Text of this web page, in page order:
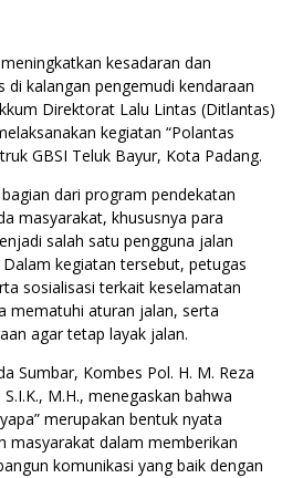
kesadaran dan
di kalangan pengemudi kendaraan
Direktorat Lalu Lintas (Ditlantas)
kegiatan “Polantas
GBSI Teluk Bayur, Kota Padang.
dari program pendekatan
masyarakat, khususnya para
salah satu pengguna jalan
kegiatan tersebut, petugas
sosialisasi terkait keselamatan
mematuhi aturan jalan, serta
agar tetap layak jalan.
Sumbar, Kombes Pol. H. M. Reza
M.H., menegaskan bahwa
merupakan bentuk nyata
masyarakat dalam memberikan
komunikasi yang baik dengan